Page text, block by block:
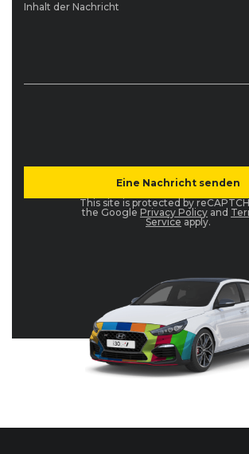
Inhalt der Nachricht
This site is protected by
the Google Privacy Policy and
Service apply.